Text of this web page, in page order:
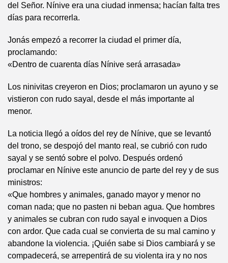
del Señor. Nínive era una ciudad inmensa; hacían falta tres
días para recorrerla.
Jonás empezó a recorrer la ciudad el primer día,
proclamando:
«Dentro de cuarenta días Nínive será arrasada»
Los ninivitas creyeron en Dios; proclamaron un ayuno y se
vistieron con rudo sayal, desde el más importante al
menor.
La noticia llegó a oídos del rey de Nínive, que se levantó
del trono, se despojó del manto real, se cubrió con rudo
sayal y se sentó sobre el polvo. Después ordenó
proclamar en Nínive este anuncio de parte del rey y de sus
ministros:
«Que hombres y animales, ganado mayor y menor no
coman nada; que no pasten ni beban agua. Que hombres
y animales se cubran con rudo sayal e invoquen a Dios
con ardor. Que cada cual se convierta de su mal camino y
abandone la violencia. ¡Quién sabe si Dios cambiará y se
compadecerá, se arrepentirá de su violenta ira y no nos